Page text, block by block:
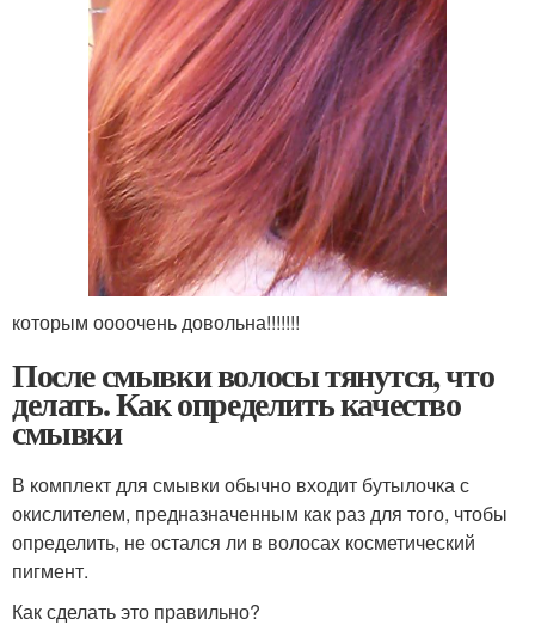
которым оооочень довольна!!!!!!!
После смывки волосы тянутся, что
делать. Как определить качество
смывки
В комплект для смывки обычно входит бутылочка с
окислителем, предназначенным как раз для того, чтобы
определить, не остался ли в волосах косметический
пигмент.
Как сделать это правильно?